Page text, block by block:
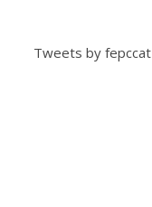
Tweets by fepccat